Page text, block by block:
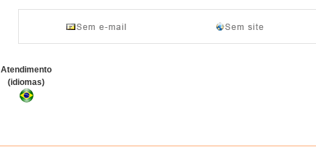
Atendimento
(idiomas)